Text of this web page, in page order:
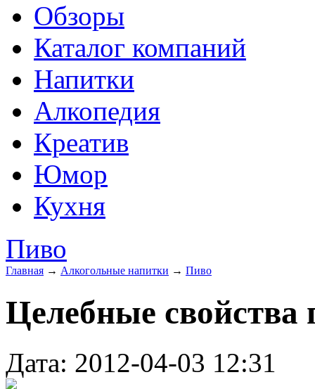
Обзоры
Каталог компаний
Напитки
Алкопедия
Креатив
Юмор
Кухня
Пиво
Главная → Алкогольные напитки → Пиво
Целебные свойства
Дата: 2012-04-03 12:31